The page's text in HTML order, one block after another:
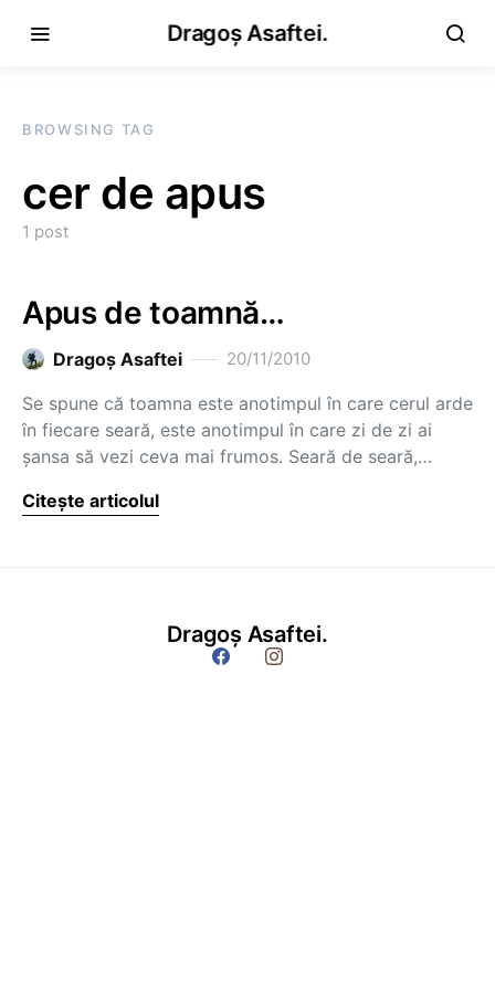
Dragoș Asaftei.
BROWSING TAG
cer de apus
1 post
Apus de toamnă…
Dragoş Asaftei 20/11/2010
Se spune că toamna este anotimpul în care cerul arde
în fiecare seară, este anotimpul în care zi de zi ai
şansa să vezi ceva mai frumos. Seară de seară,…
Citește articolul
Dragoș Asaftei.